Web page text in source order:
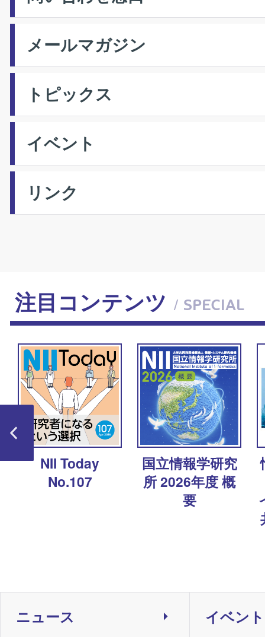
メールマガジン
トピックス
イベント
リンク
注目コンテンツ / SPECIAL
NII Today
No.107
国立情報学研究
所 2026年度 概
要
ニュース イベント